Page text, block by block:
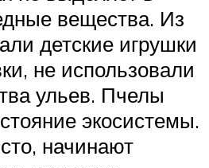
вещества. Из
детские игрушки
не использовали
ульев. Пчелы
экосистемы.
начинают